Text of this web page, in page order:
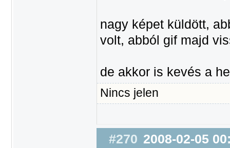
nagy képet küldött,
volt, abból gif majd
de akkor is kevés a
Nincs jelen
#270 2008-02-05